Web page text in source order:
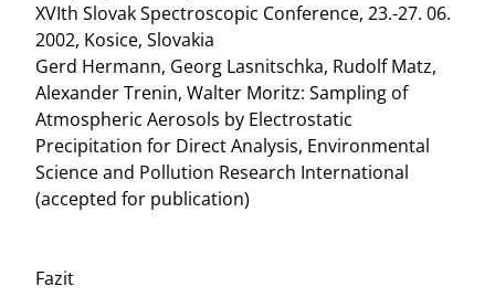
XVIth Slovak Spectroscopic Conference, 23.-27. 06.
2002, Kosice, Slovakia
Gerd Hermann, Georg Lasnitschka, Rudolf Matz,
Alexander Trenin, Walter Moritz: Sampling of
Atmospheric Aerosols by Electrostatic
Precipitation for Direct Analysis, Environmental
Science and Pollution Research International
(accepted for publication)
Fazit